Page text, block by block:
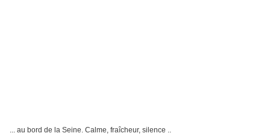
... au bord de la Seine. Calme, fraîcheur, silence ..